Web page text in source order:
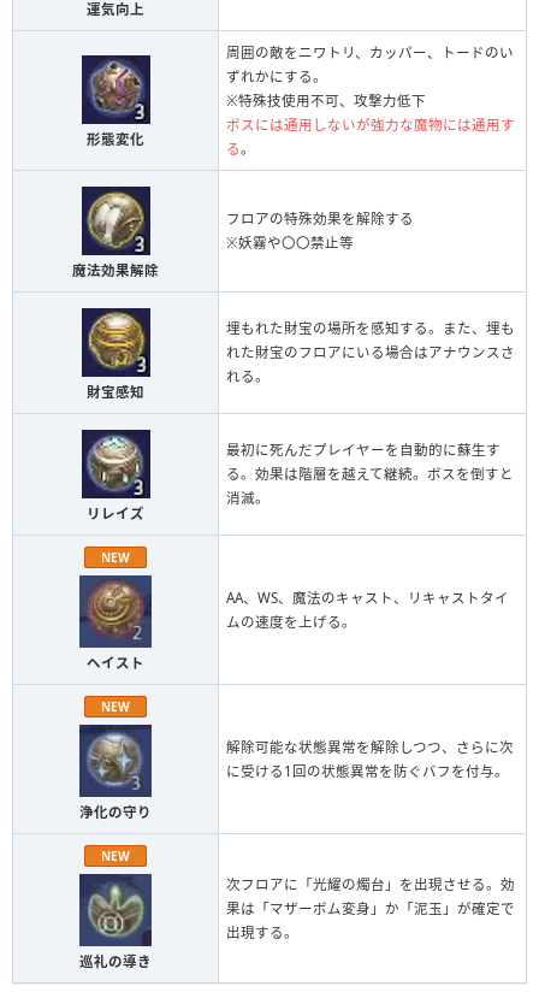
運気向上
形態変化
周囲の敵をニワトリ、カッパー、トードのい
ずれかにする。
※特殊技使用不可、攻撃力低下
ボスには通用しないが強力な魔物には通用す
る。
魔法効果解除
フロアの特殊効果を解除する
※妖霧や〇〇禁止等
財宝感知
埋もれた財宝の場所を感知する。また、埋も
れた財宝のフロアにいる場合はアナウンスさ
れる。
リレイズ
最初に死んだプレイヤーを自動的に蘇生す
る。効果は階層を越えて継続。ボスを倒すと
消滅。
NEW
ヘイスト
AA、WS、魔法のキャスト、リキャストタイ
ムの速度を上げる。
NEW
浄化の守り
解除可能な状態異常を解除しつつ、さらに次
に受ける1回の状態異常を防ぐバフを付与。
NEW
巡礼の導き
次フロアに「光耀の燭台」を出現させる。効
果は「マザーボム変身」か「泥玉」が確定で
出現する。